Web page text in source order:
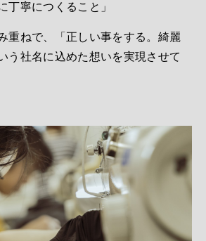
丁寧につくること」
重ねで、「正しい事をする。綺麗
う社名に込めた想いを実現させて